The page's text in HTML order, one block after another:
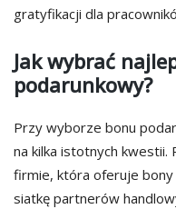
gratyfikacji dla
Jak wybrać
podarunkowy?
Przy wyborze bonu
na kilka istotnych
firmie, która oferuje
siatkę partnerów